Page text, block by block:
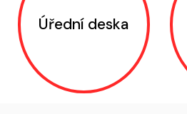
Úřední deska